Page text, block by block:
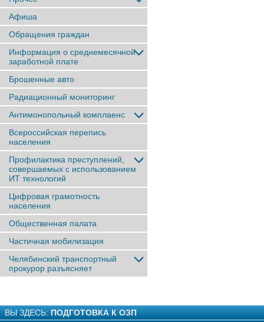
Афиша
Обращения граждан
Информация о среднемесячной
заработной плате
Брошенные авто
Радиационный мониторинг
Антимонопольный комплаенс
Всероссийская перепись
населения
Профилактика преступлений,
совершаемых с использованием
ИТ технологий
Цифровая грамотность
населения
Общественная палата
Частичная мобилизация
Челябинский транспортный
прокурор разъясняет
ВЫ ЗДЕСЬ: ПОДГОТОВКА К ОЗП